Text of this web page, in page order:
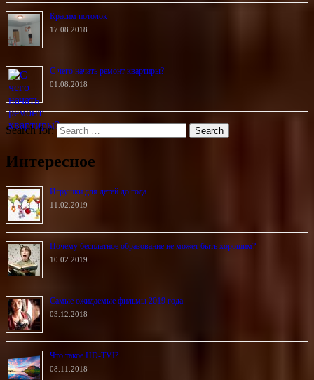
Красим потолок
17.08.2018
С чего начать ремонт квартиры?
01.08.2018
Search for:
Интересное
Игрушки для детей до года
11.02.2019
Почему бесплатное образование не может быть хорошим?
10.02.2019
Самые ожидаемые фильмы 2019 года
03.12.2018
Что такое HD-TVI?
08.11.2018